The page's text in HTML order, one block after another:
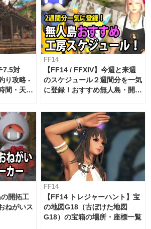
7.5対
り攻略 -
間・天
FF14
【FF14 / FFXIV】今週と来週
のスケジュール２週間分を一気
に登録！おすすめ無人島・開拓
対応 / 毎週更新中】
の開拓工
ねがいス
FF14
【FF14 トレジャーハント】宝
の地図G18（古ぼけた地図
G18）の宝箱の場所・座標一覧